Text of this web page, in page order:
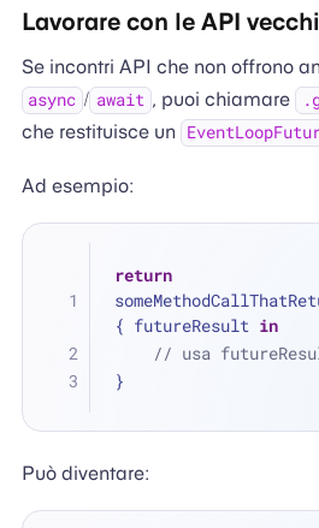
Lavorare con le API
Se incontri API che non offrono
async / await , puoi chiamare
che restituisce un
Ad esempio:
return
{ futureResult in
// usa
}
Può diventare: